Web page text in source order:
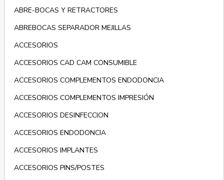
ABRE-BOCAS Y RETRACTORES
ABREBOCAS SEPARADOR MEJILLAS
ACCESORIOS
ACCESORIOS CAD CAM CONSUMIBLE
ACCESORIOS COMPLEMENTOS ENDODONCIA
ACCESORIOS COMPLEMENTOS IMPRESIÓN
ACCESORIOS DESINFECCION
ACCESORIOS ENDODONCIA
ACCESORIOS IMPLANTES
ACCESORIOS PINS/POSTES